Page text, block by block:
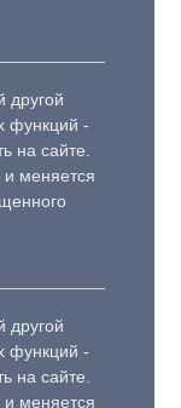
другой
функций -
на сайте.
меняется
другой
функций -
на сайте.
меняется